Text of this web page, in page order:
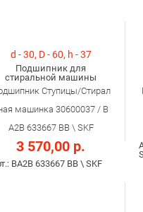
d - 30, D - 60, h - 37
Подшипник для
стиральной машины
Ступицы/Стирал
машинка 30600037 / B
A2B 633667 BB \ SKF
3 570,00 р.
BA2B 633667 BB \ SKF